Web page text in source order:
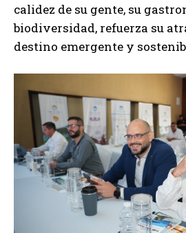
calidez de su gente, su
biodiversidad, refuerza su
destino emergente y